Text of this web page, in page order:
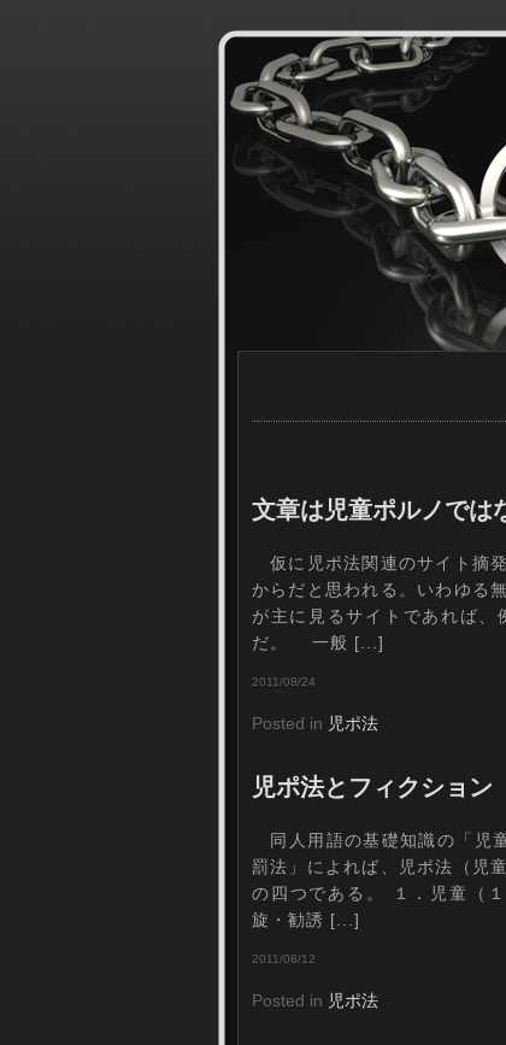
文章は児童ポルノでは
仮に児ポ法関連のサイト摘
からだと思われる。いわゆる
が主に見るサイトであれば
だ。 一般 [...]
2011/08/24
Posted in 児ポ法
児ポ法とフィクション
同人用語の基礎知識の「児
罰法」によれば、児ポ法（児
の四つである。 １．児童（
旋・勧誘 [...]
2011/08/12
Posted in 児ポ法